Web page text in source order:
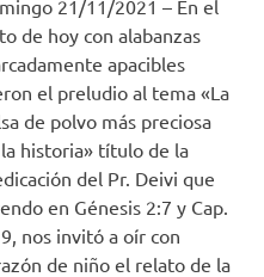
21/11/2021 – En el
de hoy con alabanzas
apacibles
el preludio al tema «La
de polvo más preciosa
historia» título de la
del Pr. Deivi que
en Génesis 2:7 y Cap.
nos invitó a oír con
de niño el relato de la